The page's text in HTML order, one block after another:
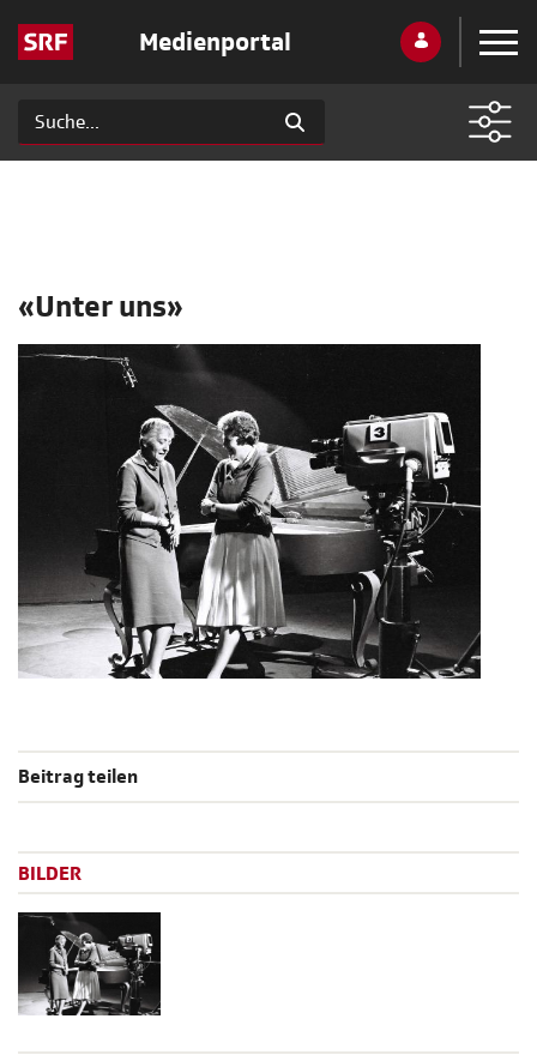
Medienportal
«Unter uns»
Beitrag teilen
BILDER